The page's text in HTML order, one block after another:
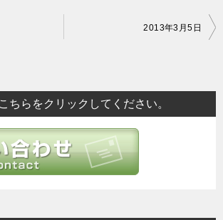
2013年3月5日
ちらをクリックしてください。